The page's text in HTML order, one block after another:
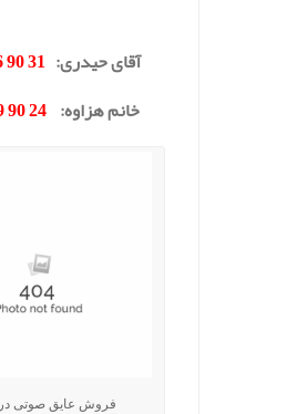
آقای حیدری:
31 90 296 0912
خانم هزاوه:
24 90 649 0902
فروش عایق صوتی